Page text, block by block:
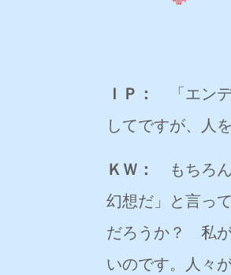
ＩＰ： 「エン
してですが、人
ＫＷ：
もちろ
幻想だ」と言っ
だろうか？ 私が
いのです。人々